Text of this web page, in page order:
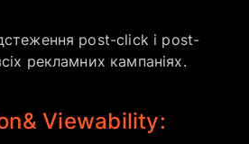
post-click і post-
рекламних кампаніях.
& Viewability: